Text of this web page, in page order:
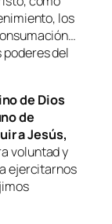
los
del
de Dios
de
a Jesús,
voluntad y
ejercitarnos